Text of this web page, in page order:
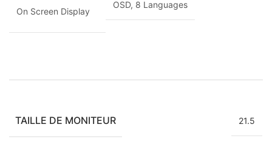
On Screen Display
OSD, 8 Languages
TAILLE DE MONITEUR 21.5